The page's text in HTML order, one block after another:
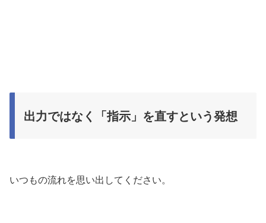
出力ではなく「指示」を直すという発想
いつもの流れを思い出してください。